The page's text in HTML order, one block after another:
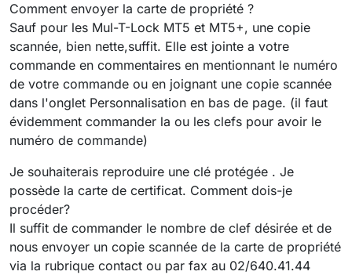
Comment envoyer la carte de propriété ?
Sauf pour les Mul-T-Lock MT5 et MT5+, une copie
scannée, bien nette,suffit. Elle est jointe a votre
commande en commentaires en mentionnant le numéro
de votre commande ou en joignant une copie scannée
dans l'onglet Personnalisation en bas de page. (il faut
évidemment commander la ou les clefs pour avoir le
numéro de commande)
Je souhaiterais reproduire une clé protégée . Je
possède la carte de certificat. Comment dois-je
procéder?
Il suffit de commander le nombre de clef désirée et de
nous envoyer un copie scannée de la carte de propriété
via la rubrique contact ou par fax au 02/640.41.44